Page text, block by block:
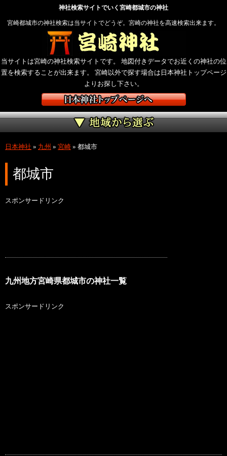
神社検索サイトでいく宮崎都城市の神社
宮崎都城市の神社検索は当サイトでどうぞ。宮崎の神社を高速検索出来ます。
当サイトは宮崎の神社検索サイトです。 地図付きデータでお近くの神社の位
置を検索することが出来ます。 宮崎以外で探す場合は日本神社トップページ
よりお探し下さい。
日本神社 » 九州 » 宮崎 » 都城市
都城市
スポンサードリンク
九州地方宮崎県都城市の神社一覧
スポンサードリンク